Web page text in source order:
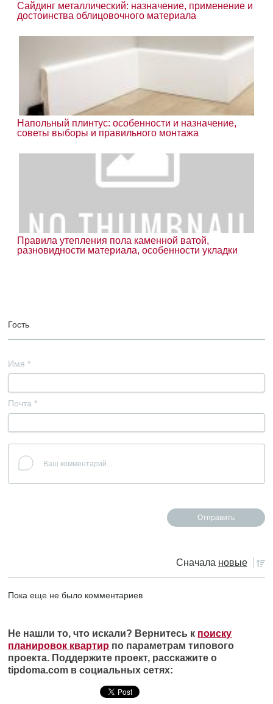
Сайдинг металлический: назначение, применение и
достоинства облицовочного материала
Напольный плинтус: особенности и назначение,
советы выборы и правильного монтажа
Правила утепления пола каменной ватой,
разновидности материала, особенности укладки
Гость
Имя *
Почта *
Сначала новые
Пока еще не было комментариев
Не нашли то, что искали? Вернитесь к поиску
планировок квартир по параметрам типового
проекта. Поддержите проект, расскажите о
tipdoma.com в социальных сетях: